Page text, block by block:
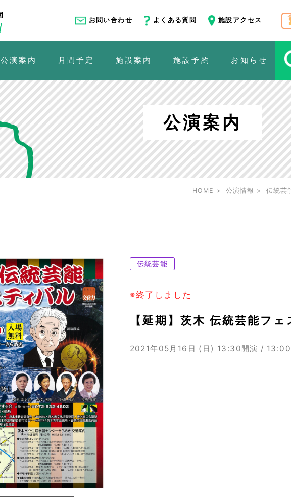
お問い合わせ よくある質問 施設アクセス
公演案内 月間予定 施設案内 施設予約 お知らせ
公演案内
HOME 公演情報 伝統芸
伝統芸能
※終了しました
【延期】茨木 伝統芸能フ
2021年05月16日 (日) 13:30開演 / 13:00